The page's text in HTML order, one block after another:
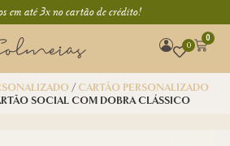
em até 3x no cartão de crédito!
0
0
/CARTÃO PERSONALIZADO
SOCIAL COM DOBRA CLÁSSICO